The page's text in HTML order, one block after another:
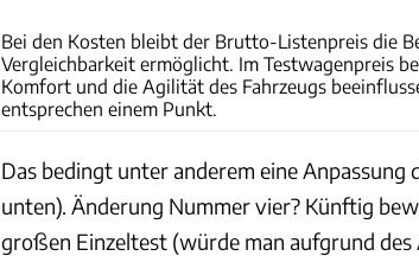
Bei den Kosten bleibt der Brutto-Listenpreis die
Vergleichbarkeit ermöglicht. Im Testwagenpreis
Komfort und die Agilität des Fahrzeugs
entsprechen einem Punkt.
Das bedingt unter anderem eine
unten). Änderung Nummer vier? Künftig
großen Einzeltest (würde man aufgrund